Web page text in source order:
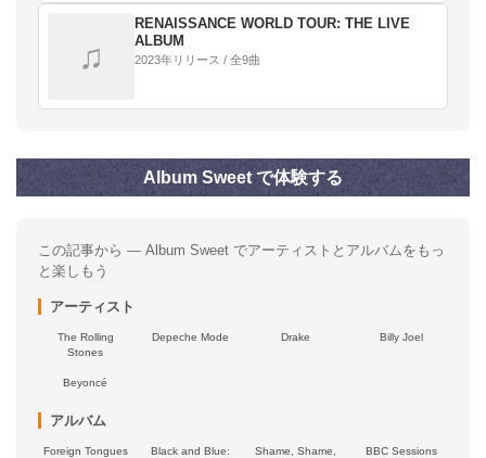
♫
RENAISSANCE WORLD TOUR: THE LIVE
ALBUM
2023年リリース / 全9曲
Album Sweet で体験する
この記事から — Album Sweet でアーティストとアルバムをもっ
と楽しもう
アーティスト
The Rolling
Stones
Depeche Mode Drake Billy Joel
Beyoncé
アルバム
Foreign Tongues
Black and Blue:
Shame, Shame,
BBC Sessions